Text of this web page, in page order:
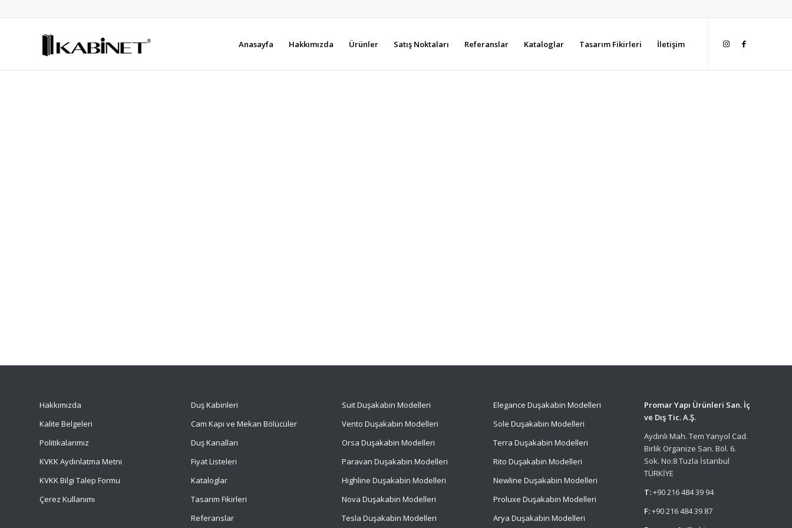
Anasayfa Hakkımızda Ürünler Satış Noktaları Referanslar Kataloglar Tasarım Fikirleri İletişim
Hakkımızda
Kalite Belgeleri
Politikalarımız
KVKK Aydınlatma Metni
KVKK Bilgi Talep Formu
Çerez Kullanımı
Duş Kabinleri
Cam Kapı ve Mekan Bölücüler
Duş Kanalları
Fiyat Listeleri
Kataloglar
Tasarım Fikirleri
Referanslar
SuitDuşakabin Modelleri
Vento Duşakabin Modelleri
Orsa Duşakabin Modelleri
Paravan Duşakabin Modelleri
Highline Duşakabin Modelleri
Nova Duşakabin Modelleri
Tesla Duşakabin Modelleri
Elegance Duşakabin Modelleri
Sole Duşakabin Modelleri
Terra Duşakabin Modelleri
Rito Duşakabin Modelleri
Newline Duşakabin Modelleri
Proluxe Duşakabin Modelleri
Arya Duşakabin Modelleri
Promar Yapı Ürünleri San. İç
ve Dış Tic. A.Ş.
Aydınlı Mah. Tem Yanyol Cad.
Birlik Organize San. Böl. 6.
Sok. No:8 Tuzla İstanbul
TÜRKİYE
T:+90 216 484 39 94
F:+90 216 484 39 87